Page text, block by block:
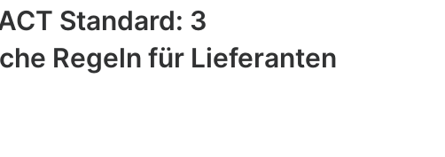
Standard: 3
Regeln für Lieferanten